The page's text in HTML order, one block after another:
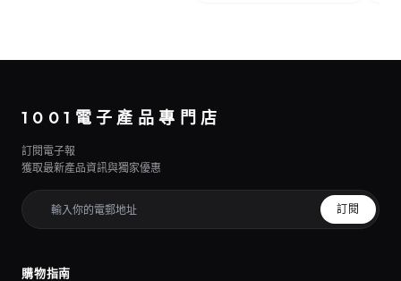
1001電子產品專門店
訂閱電子報
獲取最新產品資訊與獨家優惠
訂閱
購物指南